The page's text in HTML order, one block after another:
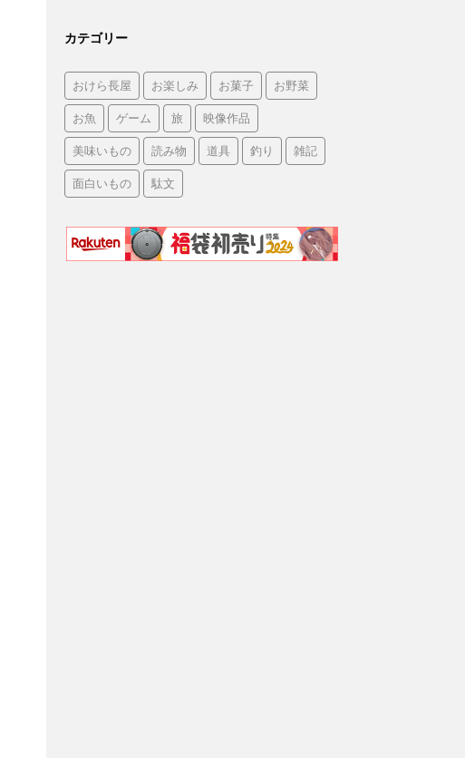
カテゴリー
おけら長屋 お楽しみ お菓子 お野菜
お魚 ゲーム 旅 映像作品
美味いもの 読み物 道具 釣り 雑記
面白いもの 駄文